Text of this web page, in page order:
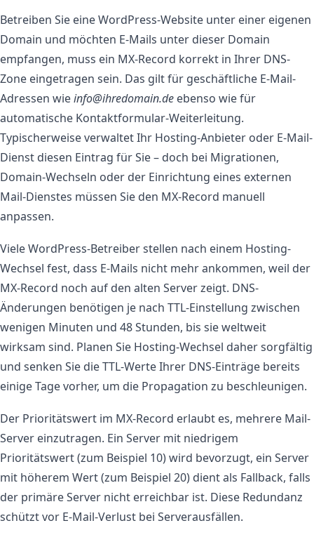
Betreiben Sie eine WordPress-Website unter einer eigenen
Domain und möchten E-Mails unter dieser Domain
empfangen, muss ein MX-Record korrekt in Ihrer DNS-
Zone eingetragen sein. Das gilt für geschäftliche E-Mail-
Adressen wieinfo@ihredomain.de ebenso wie für
automatische Kontaktformular-Weiterleitung.
Typischerweise verwaltet Ihr Hosting-Anbieter oder E-Mail-
Dienst diesen Eintrag für Sie – doch bei Migrationen,
Domain-Wechseln oder der Einrichtung eines externen
Mail-Dienstes müssen Sie den MX-Record manuell
anpassen.
Viele WordPress-Betreiber stellen nach einem Hosting-
Wechsel fest, dass E-Mails nicht mehr ankommen, weil der
MX-Record noch auf den alten Server zeigt. DNS-
Änderungen benötigen je nach TTL-Einstellung zwischen
wenigen Minuten und 48 Stunden, bis sie weltweit
wirksam sind. Planen Sie Hosting-Wechsel daher sorgfältig
und senken Sie die TTL-Werte Ihrer DNS-Einträge bereits
einige Tage vorher, um die Propagation zu beschleunigen.
Der Prioritätswert im MX-Record erlaubt es, mehrere Mail-
Server einzutragen. Ein Server mit niedrigem
Prioritätswert (zum Beispiel 10) wird bevorzugt, ein Server
mit höherem Wert (zum Beispiel 20) dient als Fallback, falls
der primäre Server nicht erreichbar ist. Diese Redundanz
schützt vor E-Mail-Verlust bei Serverausfällen.